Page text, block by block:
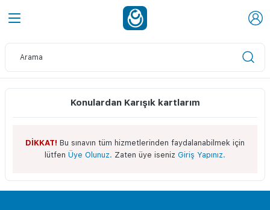
Konulardan Karışık kartlarım
DİKKAT! Bu sınavın tüm hizmetlerinden faydalanabilmek için
lütfen Üye Olunuz. Zaten üye iseniz Giriş Yapınız.